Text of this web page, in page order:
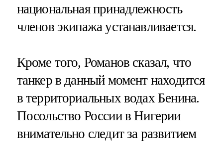
национальная принадлежность
членов экипажа устанавливается.
Кроме того, Романов сказал, что
танкер в данный момент находится
в территориальных водах Бенина.
Посольство России в Нигерии
внимательно следит за развитием